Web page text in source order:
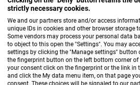
strictly necessary cookies.
We and our partners store and/or access
unique IDs in cookies and other browser storage
Some vendors may process your personal data
to object to this open the "Settings". You may
settings by clicking the "Manage settings" button
the fingerprint button on the left bottom corner of
your consent click on the fingerprint or the link in
and click the My data menu item, on that page
consent. These choices will be signaled to our
Kaffeeservice Sento Home
Seltmann Weiden
Verkaufspreis
209,90 €
Regulärer Preis
338,10 €